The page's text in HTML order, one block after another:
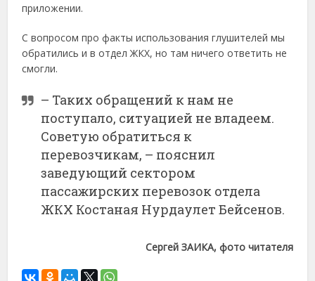
приложении.
С вопросом про факты использования глушителей мы
обратились и в отдел ЖКХ, но там ничего ответить не
смогли.
– Таких обращений к нам не
поступало, ситуацией не владеем.
Советую обратиться к
перевозчикам, – пояснил
заведующий сектором
пассажирских перевозок отдела
ЖКХ Костаная Нурдаулет Бейсенов.
Сергей ЗАИКА, фото читателя